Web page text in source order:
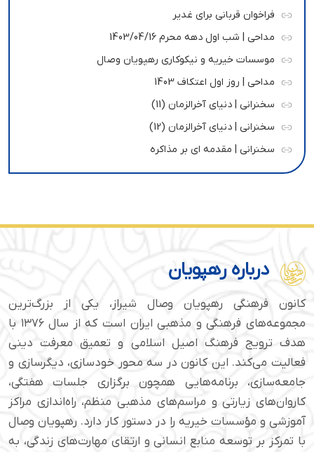
فراخوان قربانی برای غدیر
مداحی | شب اول دهه محرم 1403/04/16
موسسات خیریه و نیکوکاری رهپویان وصال
مداحی | روز اول اعتکاف 1403
سخنرانی | دنیای آخرالزمان (11)
سخنرانی | دنیای آخرالزمان (12)
سخنرانی | مقدمه ای بر مذاکره
درباره رهپویان
کانون فرهنگی رهپویان وصال شیراز، یکی از بزرگ‌ترین
مجموعه‌های فرهنگی و مذهبی ایران است که از سال ۱۳۷۶ با
هدف ترویج فرهنگ اصیل اسلامی و تعمیق معرفت دینی
فعالیت می‌کند. این کانون در سه محور خودسازی، دیگرسازی و
جامعه‌سازی، برنامه‌هایی همچون برگزاری جلسات هفتگی،
کاروان‌های زیارتی و مراسم‌های مذهبی منظم، راه‌اندازی مراکز
آموزشی و مؤسسات خیریه را در دستور کار دارد. رهپویان وصال
با تمرکز بر توسعه منابع انسانی و ارتقای مهارت‌های زندگی، به